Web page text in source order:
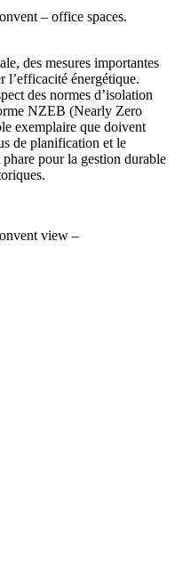
– office spaces.
des mesures importantes
l’efficacité énergétique.
des normes d’isolation
NZEB (Nearly Zero
exemplaire que doivent
de planification et le
pour la gestion durable
view –